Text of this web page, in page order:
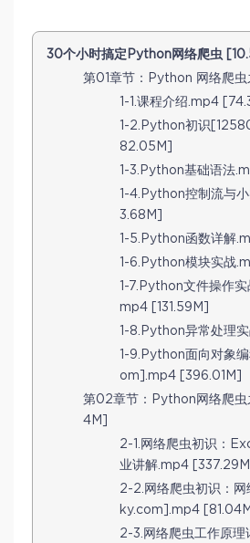
30个小时搞定Python网络爬虫
第01章节：Python 网络爬虫
1-1.课程介绍.mp4
1-2.Python初识
82.05M]
1-3.Python基础语法
1-4.Python控制流与
3.68M]
1-5.Python函数详解
1-6.Python模块实战
1-7.Python文件操作
mp4 [131.59M]
1-8.Python异常处理
1-9.Python面向对象
om].mp4 [396.01M]
第02章节：Python网络爬
4M]
2-1.网络爬虫初识：
业讲解.mp4 [337.29M]
2-2.网络爬虫初识：
ky.com].mp4
2-3.网络爬虫工作原